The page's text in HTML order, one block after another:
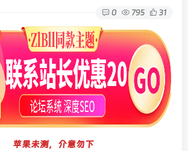
0 795 31
苹果未测，介意勿下